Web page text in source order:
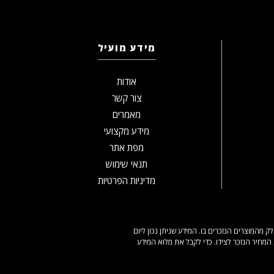
מידע מועיל
אודות
צור קשר
מאמרים
מידע מקצועי
מפת אתר
תנאי שימוש
מדיניות הפרטיות
הנזכרים בו. המידע שניתן נכון ליום
הנזכר לצידו. כדי לקבל את מלוא המידע